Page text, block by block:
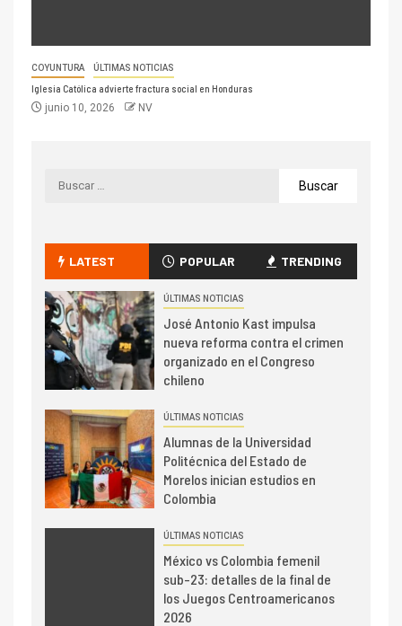
COYUNTURA ÚLTIMAS NOTICIAS
Iglesia Católica advierte fractura social en Honduras
junio 10, 2026 NV
LATEST POPULAR TRENDING
ÚLTIMAS NOTICIAS
José Antonio Kast impulsa
nueva reforma contra el crimen
organizado en el Congreso
chileno
ÚLTIMAS NOTICIAS
Alumnas de la Universidad
Politécnica del Estado de
Morelos inician estudios en
Colombia
ÚLTIMAS NOTICIAS
México vs Colombia femenil
sub-23: detalles de la final de
los Juegos Centroamericanos
2026